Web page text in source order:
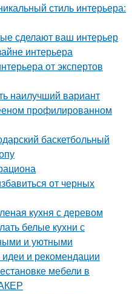
стиль интерьера:
сделают ваш интерьер
интерьера
от экспертов
наилучший вариант
профилированном
баскетбольный
от черных
кухня с деревом
белые кухни с
и уютными
и рекомендации
мебели в